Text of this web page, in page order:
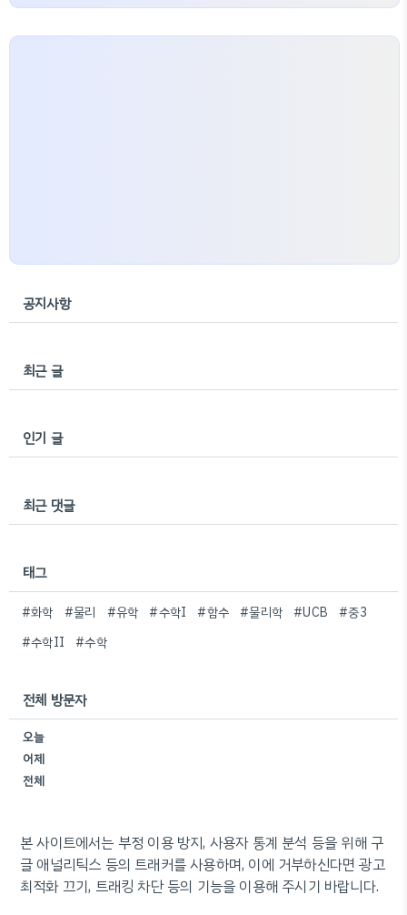
공지사항
최근 글
인기 글
최근 댓글
태그
#화학 #물리 #유학 #수학I #함수 #물리학 #UCB
#중3
#수학II
#수학
전체 방문자
오늘
어제
전체
본 사이트에서는 부정 이용 방지, 사용자 통계 분석 등을 위해 구
글 애널리틱스 등의 트래커를 사용하며, 이에 거부하신다면 광고
최적화 끄기, 트래킹 차단 등의 기능을 이용해 주시기 바랍니다.